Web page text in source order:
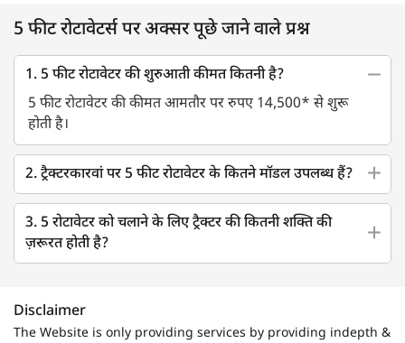
5 फीट रोटावेटर्स पर अक्सर पूछे जाने वाले प्रश्न
1. 5 फीट रोटावेटर की शुरुआती कीमत कितनी है?
5 फीट रोटावेटर की कीमत आमतौर पर रुपए 14,500* से शुरू
होती है।
2. ट्रैक्टरकारवां पर 5 फीट रोटावेटर के कितने मॉडल उपलब्ध हैं?
3. 5 रोटावेटर को चलाने के लिए ट्रैक्टर की कितनी शक्ति की
ज़रूरत होती है?
Disclaimer
The Website is only providing services by providing indepth &